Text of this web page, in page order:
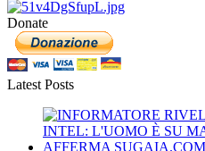
Donate
Latest Posts